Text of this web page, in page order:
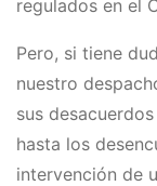
regulados en el
Pero, si tiene
nuestro
sus
hasta los
intervención de